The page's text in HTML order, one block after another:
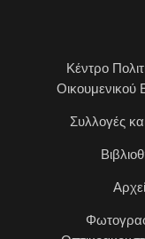
Κέντρο
Οικουμενικού
Συλλογές